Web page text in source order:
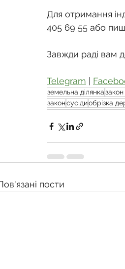
Для отримання
405 69 55 або
Завжди раді вам
Telegram
земельна ділянказакон
законсусідиобрізка
пости